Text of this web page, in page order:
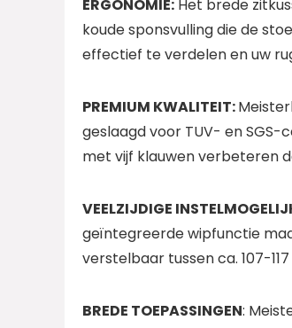
ERGONOMIE: Het brede
koude sponsvulling die de
effectief te verdelen en uw
PREMIUM KWALITEIT:
geslaagd voor TUV- en
met vijf klauwen verbeteren
VEELZIJDIGE
geïntegreerde wipfunctie
verstelbaar tussen ca. 107-
BREDE TOEPASSINGEN: